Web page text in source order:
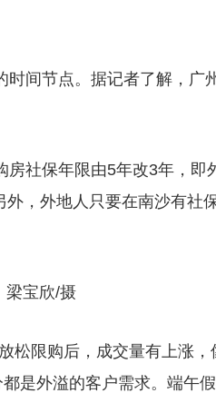
时间节点。据记者了解，广
房社保年限由5年改3年，即
，外地人只要在南沙有社
梁宝欣/摄
松限购后，成交量有上涨，
是外溢的客户需求。端午